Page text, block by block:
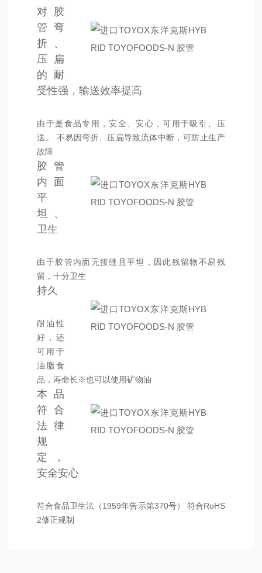
对胶
管弯
折、
压扁
的耐
受性强，输送效率提高
由于是食品专用，安全、安心，可用于吸引、压
送。 不易因弯折、压扁导致流体中断，可防止生产
故障
胶管
内面
平
坦、
卫生
由于胶管内面无接缝且平坦，因此残留物不易残
留，十分卫生
持久
耐油性
好，还
可用于
油脂食
品，寿命长※也可以使用矿物油
本品
符合
法律
规
定，
安全安心
符合食品卫生法（1959年告示第370号） 符合RoHS
2修正规制